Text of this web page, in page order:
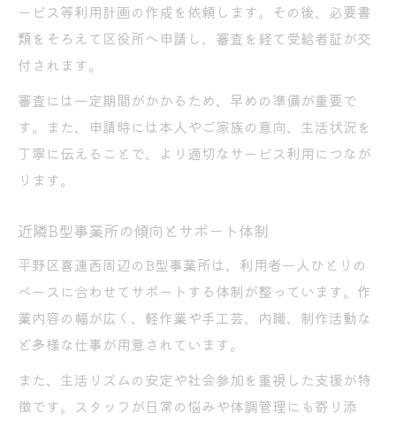
ービス等利用計画の作成を依頼します。その後、必要書
類をそろえて区役所へ申請し、審査を経て受給者証が交
付されます。
審査には一定期間がかかるため、早めの準備が重要で
す。また、申請時には本人やご家族の意向、生活状況を
丁寧に伝えることで、より適切なサービス利用につなが
ります。
近隣B型事業所の傾向とサポート体制
平野区喜連西周辺のB型事業所は、利用者一人ひとりの
ペースに合わせてサポートする体制が整っています。作
業内容の幅が広く、軽作業や手工芸、内職、制作活動な
ど多様な仕事が用意されています。
また、生活リズムの安定や社会参加を重視した支援が特
徴です。スタッフが日常の悩みや体調管理にも寄り添